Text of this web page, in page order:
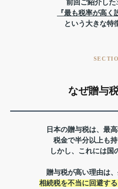
前回ご紹介した
『最も税率が高く
という大きな特
なぜ贈与
日本の贈与税は、最
税金で半分以上も持
しかし、これには国
贈与税が高い理由は、
相続税を不当に回避す